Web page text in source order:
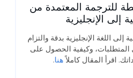
للترجمة المعتمدة من
إلى الإنجليزية
إلى اللغة الإنجليزية بدقة والتزام
المتطلبات، وكيفية الحصول على
اقرأ المقال كاملاًهنا.